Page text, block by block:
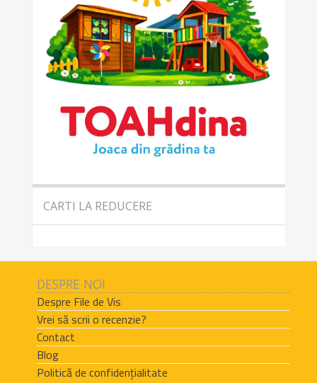
CARTI LA REDUCERE
DESPRE NOI
Despre File de Vis
Vrei să scrii o recenzie?
Contact
Blog
Politică de confidențialitate